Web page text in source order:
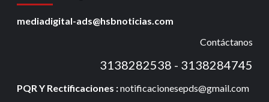
mediadigital-ads@hsbnoticias.com
Contáctanos
3138282538 - 3138284745
PQR Y Rectificaciones :notificacionesepds@gmail.com